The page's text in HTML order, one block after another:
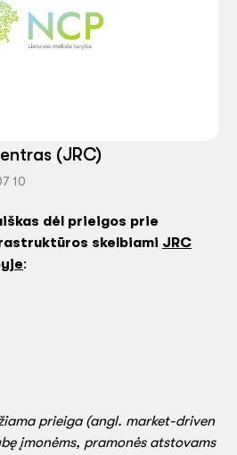
(JRC)
10
dėl prieigos prie
skelbiami JRC
:
prieiga (angl. market-driven
įmonėms, pramonės atstovams